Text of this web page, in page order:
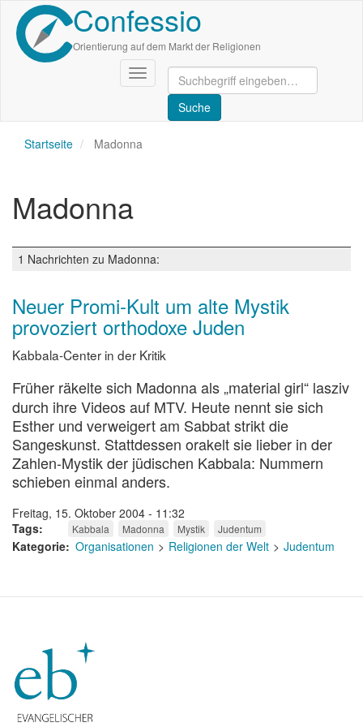
Direkt
zum
Inhalt
Confessio
Orientierung auf dem Markt der Religionen
Navigation
aktivieren/deaktivieren
Startseite Madonna
Madonna
1 Nachrichten zu Madonna:
Neuer Promi-Kult um alte Mystik
provoziert orthodoxe Juden
Kabbala-Center in der Kritik
Früher räkelte sich Madonnaals „material girl“ lasziv
durch ihre Videos auf MTV. Heute nennt sie sich
Esther und verweigert am Sabbat strikt die
Sangeskunst. Stattdessen orakelt sie lieber in der
Zahlen-Mystik der jüdischen Kabbala: Nummern
schieben einmal anders.
Freitag, 15. Oktober 2004 - 11:32
Tags
Kabbala Madonna Mystik Judentum
Kategorie Organisationen Religionen der Welt Judentum